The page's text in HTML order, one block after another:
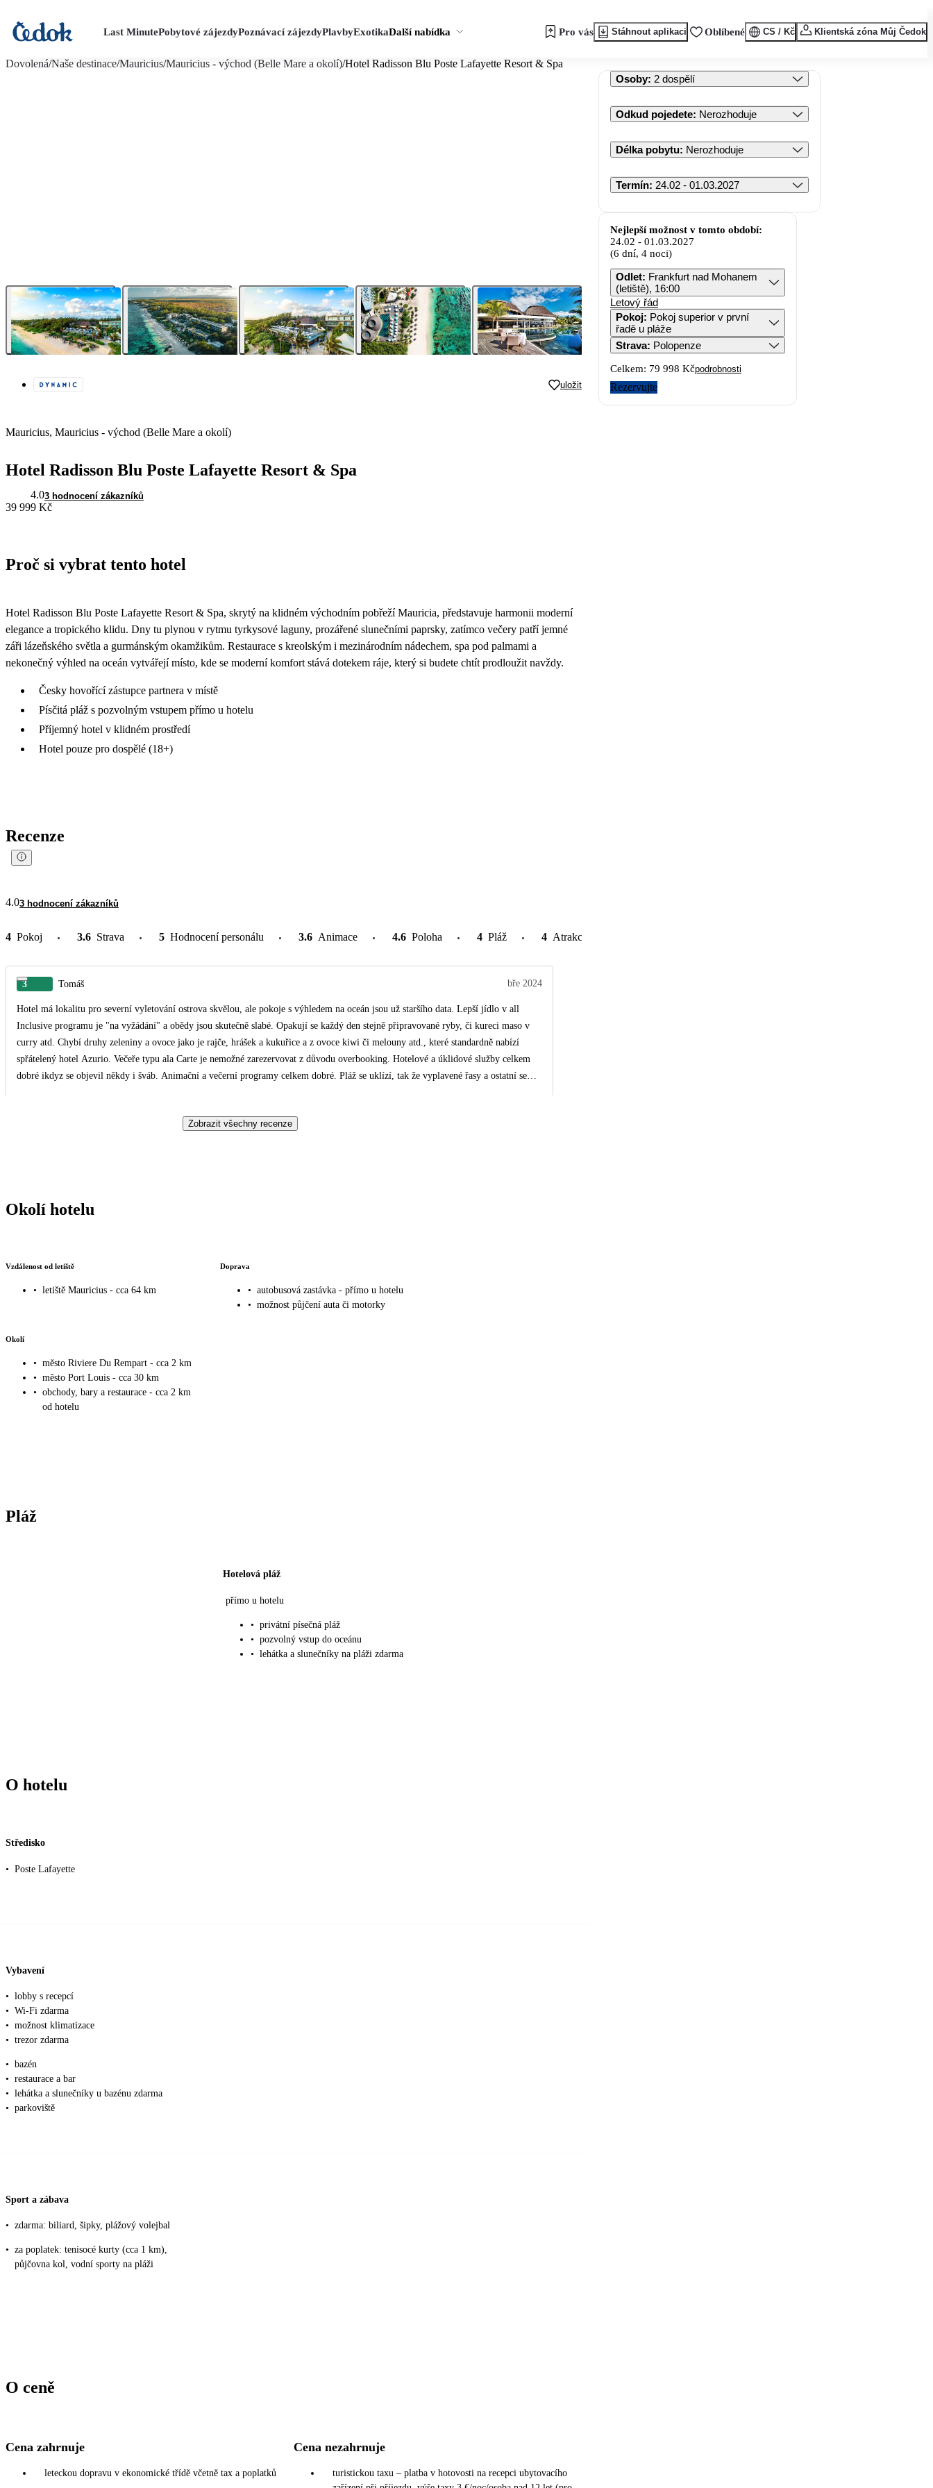
Last MinutePobytové zájezdyPoznávací zájezdyPlavbyExotikaDalší nabídka Pro vás Stáhnout aplikaci Oblíbené CS / Kč Klientská zóna Můj Čedok
Dovolená/Naše destinace/Mauricius/Mauricius - východ (Belle Mare a okolí)/Hotel Radisson Blu Poste Lafayette Resort & Spa
uložit
Mauricius, Mauricius - východ (Belle Mare a okolí)
Hotel Radisson Blu Poste Lafayette Resort & Spa
4.03 hodnocení zákazníků
39 999 Kč
Proč si vybrat tento hotel
Hotel Radisson Blu Poste Lafayette Resort & Spa, skrytý na klidném východním pobřeží Mauricia, představuje harmonii moderní
elegance a tropického klidu. Dny tu plynou v rytmu tyrkysové laguny, prozářené slunečními paprsky, zatímco večery patří jemné
záři lázeňského světla a gurmánským okamžikům. Restaurace s kreolským i mezinárodním nádechem, spa pod palmami a
nekonečný výhled na oceán vytvářejí místo, kde se moderní komfort stává dotekem ráje, který si budete chtít prodloužit navždy.
Česky hovořící zástupce partnera v místě
Písčitá pláž s pozvolným vstupem přímo u hotelu
Příjemný hotel v klidném prostředí
Hotel pouze pro dospělé (18+)
Recenze
4.03 hodnocení zákazníků
4 Pokoj 3.6 Strava 5 Hodnocení personálu 3.6 Animace 4.6 Poloha 4 Pláž 4 Atrakce v okolí
3 Tomáš bře 2024
Hotel má lokalitu pro severní vyletování ostrova skvělou, ale pokoje s výhledem na oceán jsou už staršího data. Lepší jídlo v all
Inclusive programu je "na vyžádání" a obědy jsou skutečně slabé. Opakují se každý den stejně připravované ryby, či kureci maso v
curry atd. Chybí druhy zeleniny a ovoce jako je rajče, hrášek a kukuřice a z ovoce kiwi či melouny atd., které standardně nabízí
spřátelený hotel Azurio. Večeře typu ala Carte je nemožné zarezervovat z důvodu overbooking. Hotelové a úklidové služby celkem
dobré ikdyz se objevil někdy i šváb. Animační a večerní programy celkem dobré. Pláž se uklízí, tak že vyplavené řasy a ostatní se
osobu včetně letenky.
Zobrazit všechny recenze
Okolí hotelu
Vzdálenost od letiště
• letiště Mauricius - cca 64 km
Doprava
• autobusová zastávka - přímo u hotelu
• možnost půjčení auta či motorky
Okolí
• město Riviere Du Rempart - cca 2 km
• město Port Louis - cca 30 km
• obchody, bary a restaurace - cca 2 km
od hotelu
Pláž
Hotelová pláž
přímo u hotelu
• privátní písečná pláž
• pozvolný vstup do oceánu
• lehátka a slunečníky na pláži zdarma
O hotelu
Středisko
• Poste Lafayette
Vybavení
• lobby s recepcí
• Wi-Fi zdarma
• možnost klimatizace
• trezor zdarma
• bazén
• restaurace a bar
• lehátka a slunečníky u bazénu zdarma
• parkoviště
Sport a zábava
• zdarma: biliard, šipky, plážový volejbal
• za poplatek: tenisocé kurty (cca 1 km),
půjčovna kol, vodní sporty na pláži
O ceně
Cena zahrnuje
leteckou dopravu v ekonomické třídě včetně tax a poplatků
Cena nezahrnuje
turistickou taxu – platba v hotovosti na recepci ubytovacího
Osoby: 2 dospělí
Odkud pojedete: Nerozhoduje
Délka pobytu: Nerozhoduje
Termín: 24.02 - 01.03.2027
Nejlepší možnost v tomto období:
24.02 - 01.03.2027
(6 dní, 4 noci)
Odlet: Frankfurt nad Mohanem
(letiště), 16:00
Letový řád
Pokoj: Pokoj superior v první
řadě u pláže
Strava: Polopenze
Celkem: 79 998 Kčpodrobnosti
Rezervujte